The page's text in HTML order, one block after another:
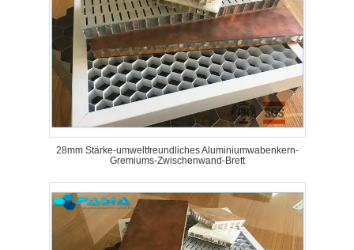
28mm Stärke-umweltfreundliches Aluminiumwabenkern-
Gremiums-Zwischenwand-Brett